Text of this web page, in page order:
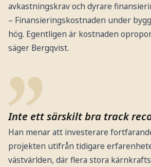
avkastningskrav och dyrare
– Finansieringskostnaden under
hög. Egentligen är kostnaden
säger Bergqvist.
Inte ett särskilt bra track
Han menar att investerare
projekten utifrån tidigare
västvärlden, där flera stora